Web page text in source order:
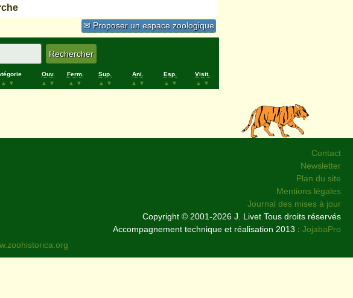
✉ Proposer un espace zoologique
▲
▼
Ouv.
▲
▼
Ferm.
▲
▼
Sup.
▲
▼
Ani.
▲
▼
Esp.
▲
▼
Visit.
▲
▼
Contact
Newsletter
Plan du site
Mentions légales
Journal des mises à jour
Copyright © 2001-2026 J. Livet Tous droits réservés
Accompagnement technique et réalisation 2013 : JojabaPro